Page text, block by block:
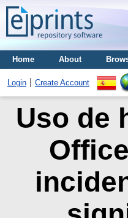
Home About
Login Create Account
Uso de